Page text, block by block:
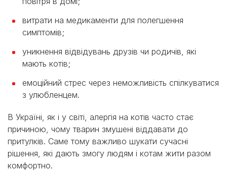
витрати на медикаменти для полегшення
симптомів;
уникнення відвідувань друзів чи родичів, які
мають котів;
емоційний стрес через неможливість спілкуватися
з улюбленцем.
В Україні, як і у світі, алергія на котів часто стає
причиною, чому тварин змушені віддавати до
притулків. Саме тому важливо шукати сучасні
рішення, які дають змогу людям і котам жити разом
комфортно.